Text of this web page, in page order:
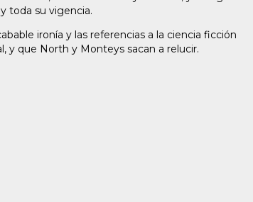
toda su vigencia.
ironía y las referencias a la ciencia ficción
y que North y Monteys sacan a relucir.